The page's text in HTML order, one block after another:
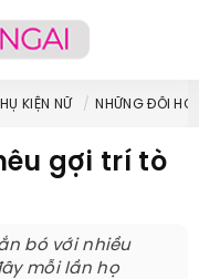
KIỆN NỮ NHỮNG ĐÔI
gợi trí tò
bó với nhiều
mỗi lần họ